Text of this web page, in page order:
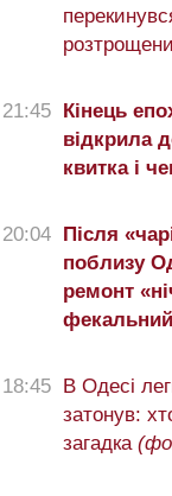
21:45 Кінець
відкрила
квитка і
20:04 Після
поблизу
ремонт
18:45 В Одесі
затонув:
загадка